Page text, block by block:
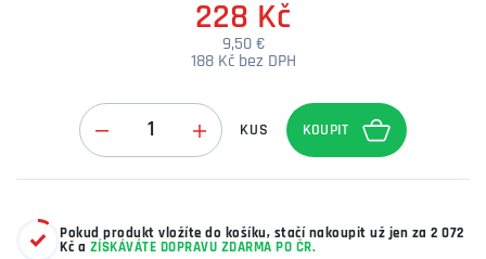
228 Kč
9,50 €
188 Kč bez DPH
KUS
Pokud produkt vložíte do košíku, stačí nakoupit už jen za 2 072
Kč a ZÍSKÁVÁTE DOPRAVU ZDARMA PO ČR.